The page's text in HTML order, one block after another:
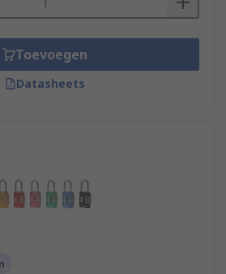
Toevoegen
Datasheets